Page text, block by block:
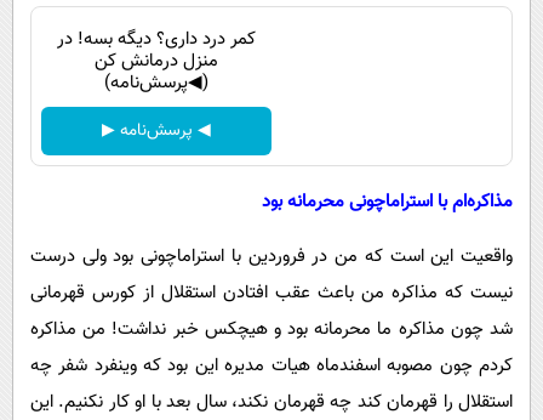
کمر درد داری؟ دیگه بسه! در
منزل درمانش کن
(◀پرسش‌نامه)
◀ پرسش‌نامه ▶
مذاکره‌ام با استراماچونی محرمانه بود
واقعیت این است که من در فروردین با استراماچونی بود ولی درست
نیست که مذاکره من باعث عقب افتادن استقلال از کورس قهرمانی
شد چون مذاکره ما محرمانه بود و هیچکس خبر نداشت! من مذاکره
کردم چون مصوبه اسفندماه هیات مدیره این بود که وینفرد شفر چه
استقلال را قهرمان کند چه قهرمان نکند، سال بعد با او کار نکنیم. این